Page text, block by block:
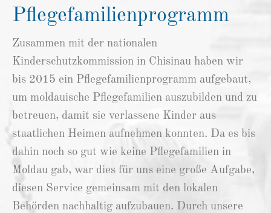
Pflegefamilienprogramm
Zusammen mit der nationalen
Kinderschutzkommission in Chisinau haben wir
bis 2015 ein Pflegefamilienprogramm aufgebaut,
um moldauische Pflegefamilien auszubilden und zu
betreuen, damit sie verlassene Kinder aus
staatlichen Heimen aufnehmen konnten. Da es bis
dahin noch so gut wie keine Pflegefamilien in
Moldau gab, war dies für uns eine große Aufgabe,
diesen Service gemeinsam mit den lokalen
Behörden nachhaltig aufzubauen. Durch unsere